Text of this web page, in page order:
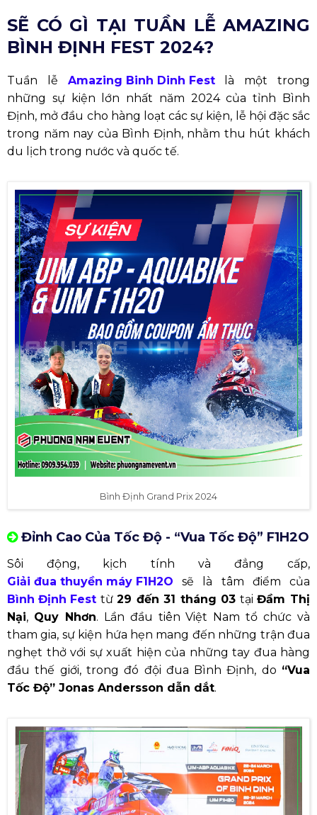
SẼ CÓ GÌ TẠI TUẦN LỄ AMAZING
BÌNH ĐỊNH FEST 2024?
Tuần lễ Amazing Binh Dinh Festlà một trong
những sự kiện lớn nhất năm 2024 của tỉnh Bình
Định, mở đầu cho hàng loạt các sự kiện, lễ hội đặc sắc
trong năm nay của Bình Định, nhằm thu hút khách
du lịch trong nước và quốc tế.
Bình Định Grand Prix 2024
Đỉnh Cao Của Tốc Độ - “Vua Tốc Độ” F1H2O
Sôi động, kịch tính và đẳng cấp,
Giải đua thuyền máy F1H2O sẽ là tâm điểm của
Bình Định Fest từ29 đến 31 tháng 03 tạiĐầm Thị
Nại, Quy Nhơn. Lần đầu tiên Việt Nam tổ chức và
tham gia, sự kiện hứa hẹn mang đến những trận đua
nghẹt thở với sự xuất hiện của những tay đua hàng
đầu thế giới, trong đó đội đua Bình Định, do “Vua
Tốc Độ” Jonas Andersson dẫn dắt.